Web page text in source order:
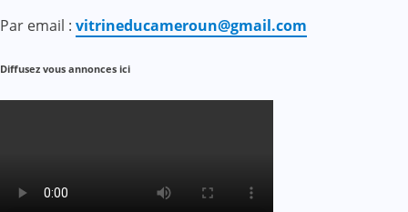
Par email : vitrineducameroun@gmail.com
Diffusez vous annonces ici